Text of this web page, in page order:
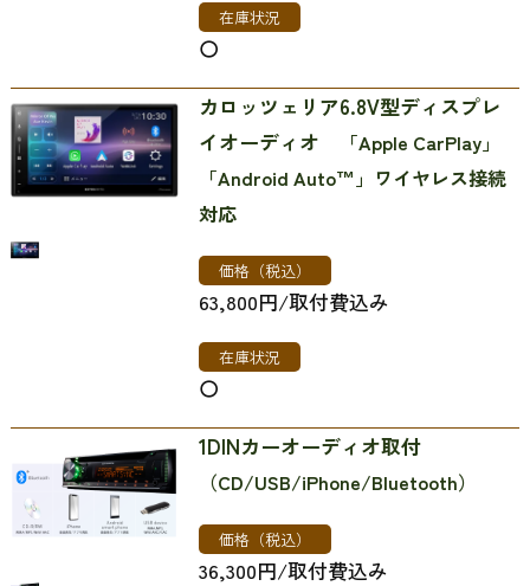
在庫状況
〇
カロッツェリア6.8V型ディスプレ
イオーディオ​​​​​​​
「Apple CarPlay」
「Android Auto™」ワイヤレス接続
対応
価格（税込）
63,800円/取付費込み
在庫状況
〇
1DINカーオーディオ取付
（CD/USB/iPhone/Bluetooth）
価格（税込）
36,300円/取付費込み